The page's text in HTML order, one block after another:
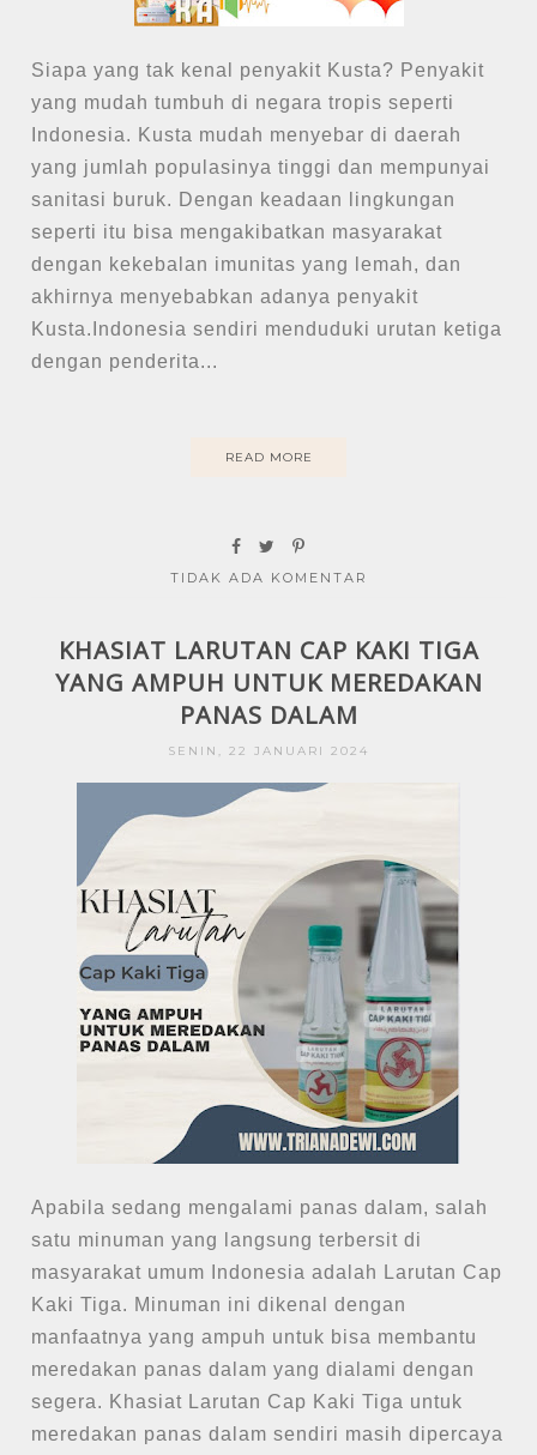
Siapa yang tak kenal penyakit Kusta? Penyakit
yang mudah tumbuh di negara tropis seperti
Indonesia. Kusta mudah menyebar di daerah
yang jumlah populasinya tinggi dan mempunyai
sanitasi buruk. Dengan keadaan lingkungan
seperti itu bisa mengakibatkan masyarakat
dengan kekebalan imunitas yang lemah, dan
akhirnya menyebabkan adanya penyakit
Kusta.Indonesia sendiri menduduki urutan ketiga
dengan penderita...
READ MORE
TIDAK ADA KOMENTAR
KHASIAT LARUTAN CAP KAKI TIGA
YANG AMPUH UNTUK MEREDAKAN
PANAS DALAM
SENIN, 22 JANUARI 2024
Apabila sedang mengalami panas dalam, salah
satu minuman yang langsung terbersit di
masyarakat umum Indonesia adalah Larutan Cap
Kaki Tiga. Minuman ini dikenal dengan
manfaatnya yang ampuh untuk bisa membantu
meredakan panas dalam yang dialami dengan
segera. Khasiat Larutan Cap Kaki Tiga untuk
meredakan panas dalam sendiri masih dipercaya